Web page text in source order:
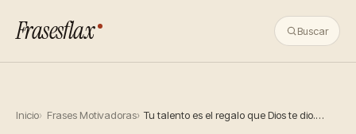
Frasesflax Buscar
Inicio Frases Motivadoras Tu talento es el regalo que Dios te dio.…